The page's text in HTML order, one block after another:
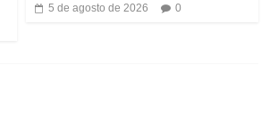
5 de agosto de 2026 0